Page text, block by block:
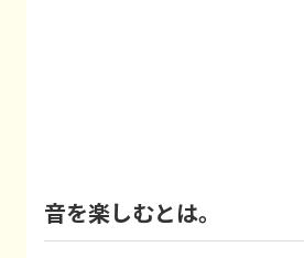
音を楽しむとは。